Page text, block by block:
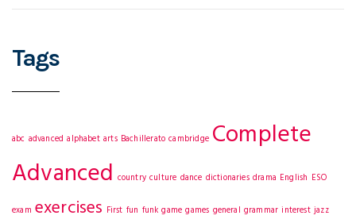
Tags
abc advanced alphabet arts Bachillerato cambridge Complete
Advanced country culture dance dictionaries drama English ESO
exam exercises First fun funk game games general grammar interest jazz